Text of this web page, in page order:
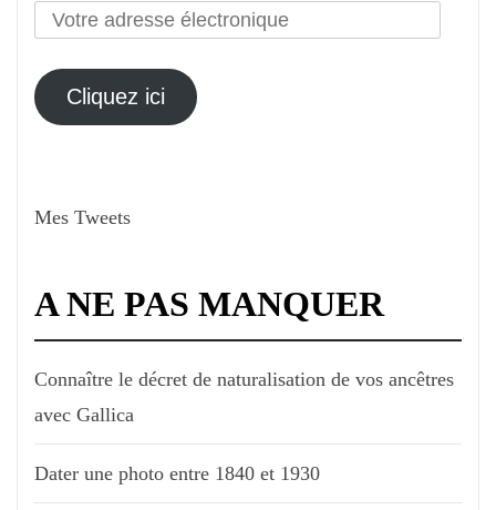
Votre
électronique
Cliquez ici
Mes Tweets
A NE PAS MANQUER
Connaître le décret de naturalisation de vos ancêtres
avec Gallica
Dater une photo entre 1840 et 1930